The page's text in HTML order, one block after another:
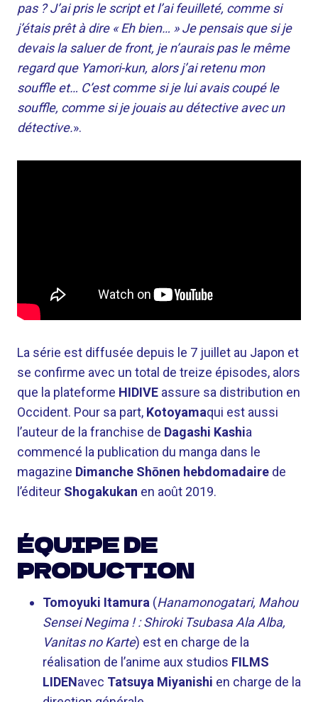
pas ? J’ai pris le script et l’ai feuilleté, comme si
j’étais prêt à dire « Eh bien… » Je pensais que si je
devais la saluer de front, je n’aurais pas le même
regard que Yamori-kun, alors j’ai retenu mon
souffle et… C’est comme si je lui avais coupé le
souffle, comme si je jouais au détective avec un
détective.».
La série est diffusée depuis le 7 juillet au Japon et
se confirme avec un total de treize épisodes, alors
que la plateforme HIDIVE assure sa distribution en
Occident. Pour sa part, Kotoyamaqui est aussi
l’auteur de la franchise de Dagashi Kashia
commencé la publication du manga dans le
magazine Dimanche Shōnen hebdomadaire de
l’éditeur Shogakukan en août 2019.
ÉQUIPE DE
PRODUCTION
Tomoyuki Itamura (Hanamonogatari, Mahou
Sensei Negima ! : Shiroki Tsubasa Ala Alba,
Vanitas no Karte) est en charge de la
réalisation de l’anime aux studios FILMS
LIDENavec Tatsuya Miyanishi en charge de la